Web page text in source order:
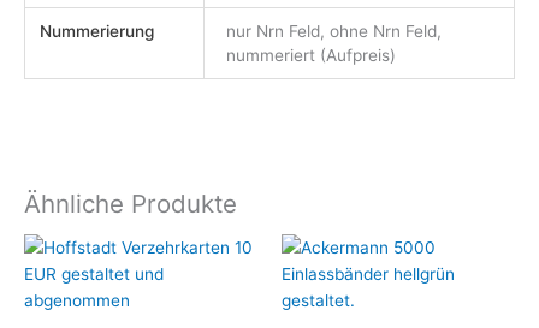
Nummerierung
nur Nrn Feld, ohne Nrn Feld,
nummeriert (Aufpreis)
Ähnliche Produkte
Dieses